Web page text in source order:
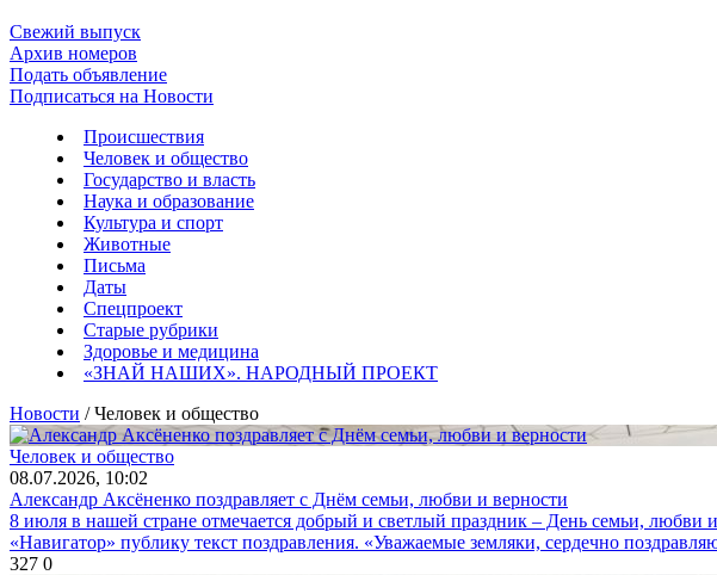
Свежий выпуск
Архив номеров
Подать объявление
Подписаться на Новости
Происшествия
Человек и общество
Государство и власть
Наука и образование
Культура и спорт
Животные
Письма
Даты
Спецпроект
Старые рубрики
Здоровье и медицина
«ЗНАЙ НАШИХ». НАРОДНЫЙ ПРОЕКТ
Новости / Человек и общество
Человек и общество
08.07.2026, 10:02
Александр Аксёненко поздравляет с Днём семьи, любви и верности
8 июля в нашей стране отмечается добрый и светлый праздник – День семьи,
«Навигатор» публику текст поздравления. «Уважаемые земляки, сердечно
327 0